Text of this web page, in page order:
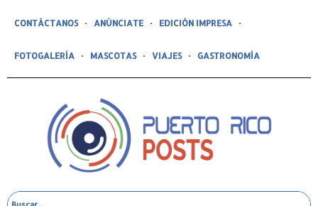
CONTÁCTANOS ANÚNCIATE EDICIÓN IMPRESA
FOTOGALERÍA MASCOTAS VIAJES GASTRONOMÍA